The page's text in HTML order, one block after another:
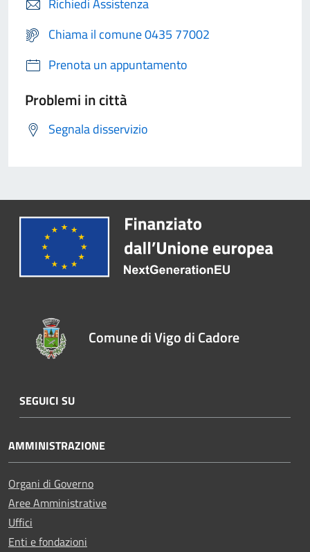
Chiama il comune 0435 77002
Prenota un appuntamento
Problemi in città
Segnala disservizio
Comune di Vigo di Cadore
SEGUICI SU
AMMINISTRAZIONE
Organi di Governo
Aree Amministrative
Uffici
Enti e fondazioni